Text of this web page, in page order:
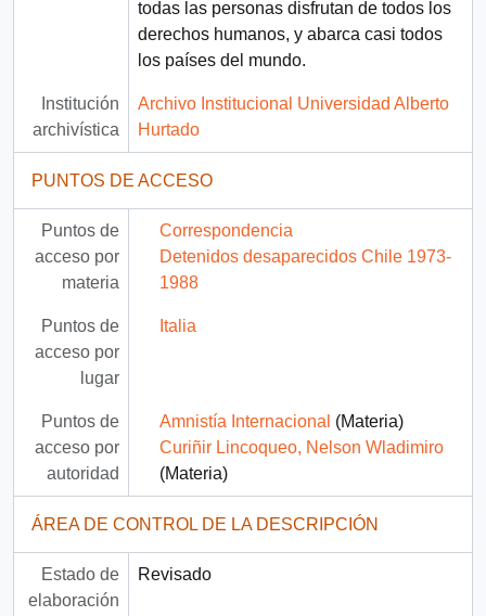
todas las personas disfrutan de todos los
derechos humanos, y abarca casi todos
los países del mundo.
Institución
archivística
Archivo Institucional Universidad Alberto
Hurtado
PUNTOS DE ACCESO
Puntos de
acceso por
materia
Correspondencia
Detenidos desaparecidos Chile 1973-
1988
Puntos de
acceso por
lugar
Italia
Puntos de
acceso por
autoridad
Amnistía Internacional (Materia)
Curiñir Lincoqueo, Nelson Wladimiro
(Materia)
ÁREA DE CONTROL DE LA DESCRIPCIÓN
Estado de
elaboración
Revisado